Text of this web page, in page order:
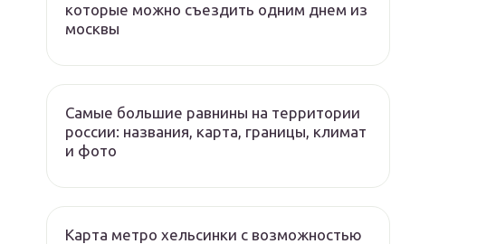
которые можно съездить одним днем из
москвы
Самые большие равнины на территории
россии: названия, карта, границы, климат
и фото
Карта метро хельсинки с возможностью